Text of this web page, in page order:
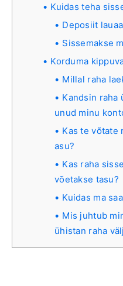
Kuidas teha
Deposiit
Sissemakse
Korduma
Millal raha
Kandsin raha
unud minu
Kas te võtate
asu?
Kas raha
võetakse tasu?
Kuidas ma
Mis juhtub
ühistan raha